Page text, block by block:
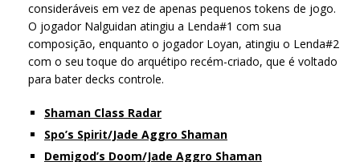
consideráveis em vez de apenas pequenos tokens de jogo.
O jogador Nalguidan atingiu a Lenda#1 com sua
composição, enquanto o jogador Loyan, atingiu o Lenda#2
com o seu toque do arquétipo recém-criado, que é voltado
para bater decks controle.
Shaman Class Radar
Spo’s Spirit/Jade Aggro Shaman
Demigod’s Doom/Jade Aggro Shaman